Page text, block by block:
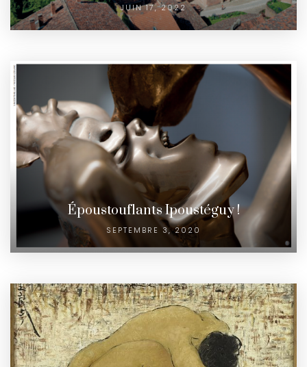
JUIN 17, 2022
Époustouflants Ipoustéguy !
SEPTEMBRE 3, 2020